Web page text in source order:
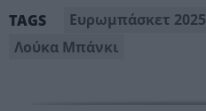
TAGS Ευρωμπάσκετ 2025
Λούκα Μπάνκι